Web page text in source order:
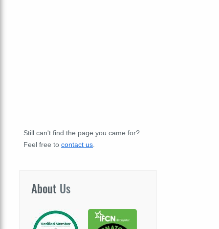
Still can't find the page you came for?
Feel free to contact us
About Us